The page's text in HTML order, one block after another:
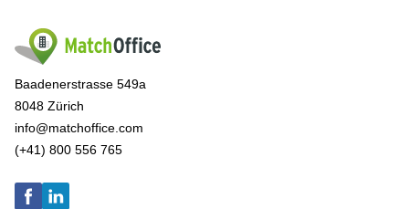
Baadenerstrasse 549a
8048 Zürich
info@matchoffice.com
(+41) 800 556 765